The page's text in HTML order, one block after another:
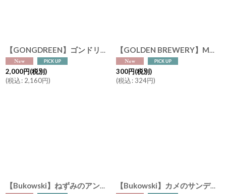
【GONGDREEN】ゴンドリーン タグ付きティーバッグ イヌ（アールグレイ）、ネコ（ハイビスカスブラックティー）、ウサギ（ルイボス）、音楽ネコ（韓国茶） 6袋入り 紅茶 癒しのギフト
2,000円(税別)
(税込: 2,160円)
【GOLDEN BREWERY】MOM'S BREW マムズ ブリュー ノンアルコールビール 日本製（オリジナル・レモン）出産祝い 人工甘味料不使用 大麦麦芽100％ 炭酸飲料
300円(税別)
(税込: 324円)
【Bukowski】ねずみのアントニア バレリーナ 30cm ホワイト グレー チュチュ スウェーデンのぬいぐるみ ブコウスキー ソフトトイ 誕生日 【Bukowski】カメのサンディー バッグチャーム Sandy グリーン ピンク 10cm スウェーデンのぬいぐるみ キーホルダー ブコウスキー ソフトトイ 誕生日